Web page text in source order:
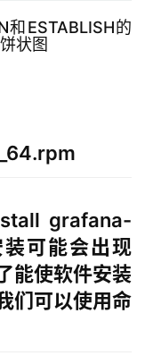
和ESTABLISH的
状图
grafana-
装可能会出现
能使软件安装
们可以使用命